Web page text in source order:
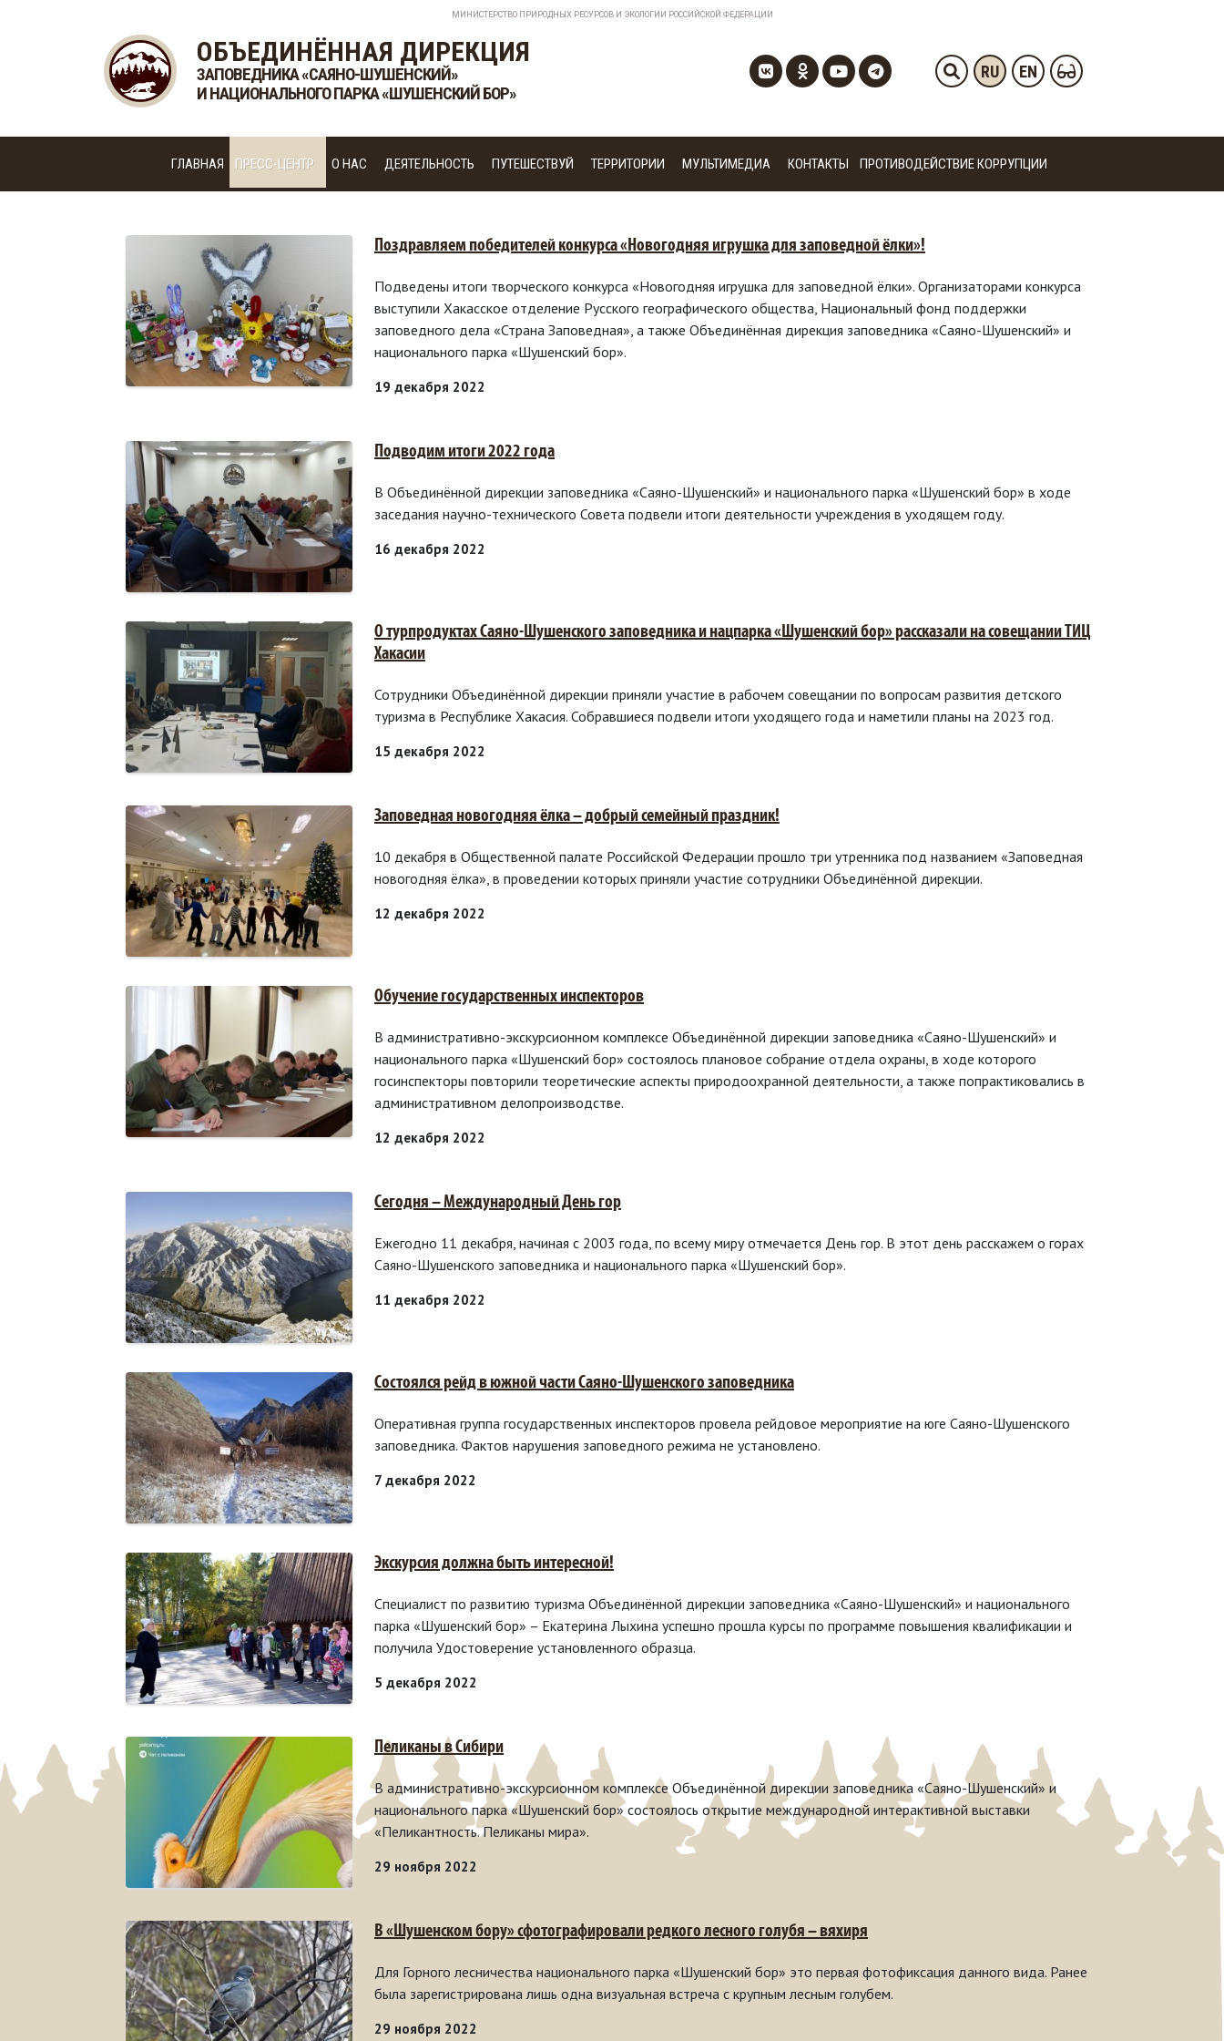
МИНИСТЕРСТВО ПРИРОДНЫХ РЕСУРСОВ И ЭКОЛОГИИ РОССИЙСКОЙ ФЕДЕРАЦИИ
ОБЪЕДИНЁННАЯ ДИРЕКЦИЯ
ЗАПОВЕДНИКА «САЯНО-ШУШЕНСКИЙ»
И НАЦИОНАЛЬНОГО ПАРКА «ШУШЕНСКИЙ БОР»
RU EN
ГЛАВНАЯ ПРЕСС-ЦЕНТР О НАС ДЕЯТЕЛЬНОСТЬ ПУТЕШЕСТВУЙ ТЕРРИТОРИИ МУЛЬТИМЕДИА КОНТАКТЫ ПРОТИВОДЕЙСТВИЕ КОРРУПЦИИ
Поздравляем победителей конкурса «Новогодняя игрушка для заповедной ёлки»!
Подведены итоги творческого конкурса «Новогодняя игрушка для заповедной ёлки». Организаторами конкурса
выступили Хакасское отделение Русского географического общества, Национальный фонд поддержки
заповедного дела «Страна Заповедная», а также Объединённая дирекция заповедника «Саяно-Шушенский» и
национального парка «Шушенский бор».
19 декабря 2022
Подводим итоги 2022 года
В Объединённой дирекции заповедника «Саяно-Шушенский» и национального парка «Шушенский бор» в ходе
заседания научно-технического Совета подвели итоги деятельности учреждения в уходящем году.
16 декабря 2022
О турпродуктах Саяно-Шушенского заповедника и нацпарка «Шушенский бор» рассказали на совещании ТИЦ
Хакасии
Сотрудники Объединённой дирекции приняли участие в рабочем совещании по вопросам развития детского
туризма в Республике Хакасия. Собравшиеся подвели итоги уходящего года и наметили планы на 2023 год.
15 декабря 2022
Заповедная новогодняя ёлка – добрый семейный праздник!
10 декабря в Общественной палате Российской Федерации прошло три утренника под названием «Заповедная
новогодняя ёлка», в проведении которых приняли участие сотрудники Объединённой дирекции.
12 декабря 2022
Обучение государственных инспекторов
В административно-экскурсионном комплексе Объединённой дирекции заповедника «Саяно-Шушенский» и
национального парка «Шушенский бор» состоялось плановое собрание отдела охраны, в ходе которого
госинспекторы повторили теоретические аспекты природоохранной деятельности, а также попрактиковались в
административном делопроизводстве.
12 декабря 2022
Сегодня – Международный День гор
Ежегодно 11 декабря, начиная с 2003 года, по всему миру отмечается День гор. В этот день расскажем о горах
Саяно-Шушенского заповедника и национального парка «Шушенский бор».
11 декабря 2022
Состоялся рейд в южной части Саяно-Шушенского заповедника
Оперативная группа государственных инспекторов провела рейдовое мероприятие на юге Саяно-Шушенского
заповедника. Фактов нарушения заповедного режима не установлено.
7 декабря 2022
Экскурсия должна быть интересной!
Специалист по развитию туризма Объединённой дирекции заповедника «Саяно-Шушенский» и национального
парка «Шушенский бор» – Екатерина Лыхина успешно прошла курсы по программе повышения квалификации и
получила Удостоверение установленного образца.
5 декабря 2022
Пеликаны в Сибири
В административно-экскурсионном комплексе Объединённой дирекции заповедника «Саяно-Шушенский» и
национального парка «Шушенский бор» состоялось открытие международной интерактивной выставки
«Пеликантность. Пеликаны мира».
29 ноября 2022
В «Шушенском бору» сфотографировали редкого лесного голубя – вяхиря
Для Горного лесничества национального парка «Шушенский бор» это первая фотофиксация данного вида. Ранее
была зарегистрирована лишь одна визуальная встреча с крупным лесным голубем.
29 ноября 2022